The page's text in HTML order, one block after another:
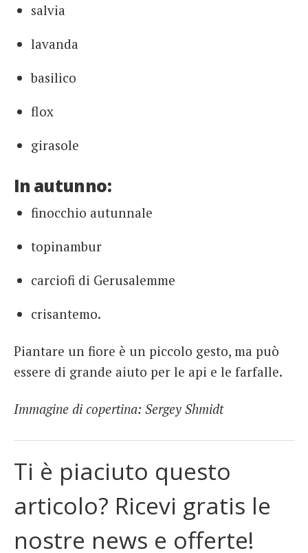
salvia
lavanda
basilico
flox
girasole
In autunno:
finocchio autunnale
topinambur
carciofi di Gerusalemme
crisantemo.
Piantare un fiore è un piccolo gesto, ma può
essere di grande aiuto per le api e le farfalle.
Immagine di copertina: Sergey Shmidt
Ti è piaciuto questo
articolo? Ricevi gratis le
nostre news e offerte!